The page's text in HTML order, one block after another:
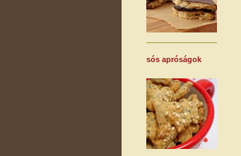
sós apróságok